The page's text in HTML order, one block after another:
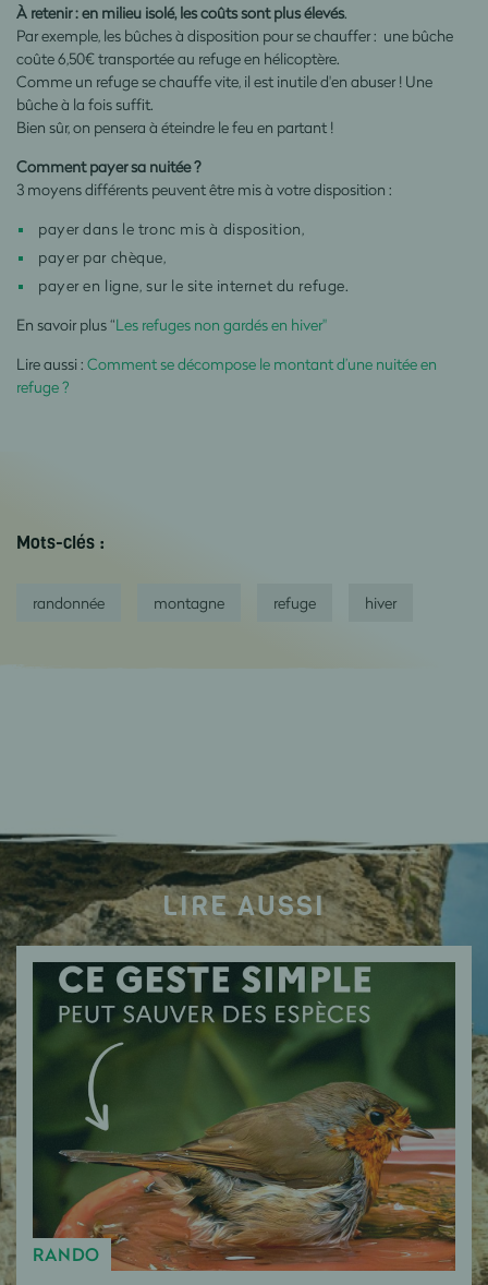
À retenir : en milieu isolé, les coûts sont plus élevés.
Par exemple, les bûches à disposition pour se chauffer : une bûche
coûte 6,50€ transportée au refuge en hélicoptère.
Comme un refuge se chauffe vite, il est inutile d'en abuser ! Une
bûche à la fois suffit.
Bien sûr, on pensera à éteindre le feu en partant !
Comment payer sa nuitée ?
3 moyens différents peuvent être mis à votre disposition :
payer dans le tronc mis à disposition,
payer par chèque,
payer en ligne, sur le site internet du refuge.
En savoir plus “Les refuges non gardés en hiver"
Lire aussi : Comment se décompose le montant d’une nuitée en
refuge ?
Mots-clés :
randonnée montagne refuge hiver
LIRE AUSSI
RANDO